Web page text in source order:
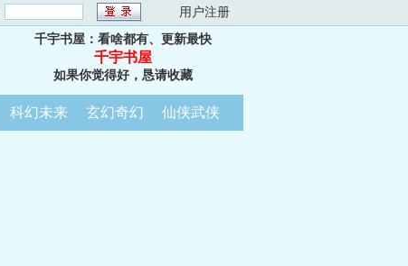
用户注册
千宇书屋：看啥都有、更新最快
千宇书屋
如果你觉得好，恳请收藏
科幻未来 玄幻奇幻 仙侠武侠